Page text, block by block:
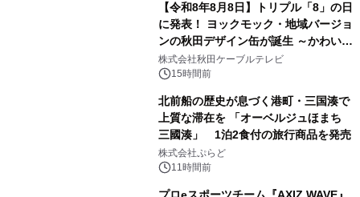
【令和8年8月8日】トリプル「8」の日
に発表！ ヨックモック・地域バージョ
ンの秋田デザイン缶が誕生 ～かわいい
秋田犬の子犬と秋田の四季と名所を巡
るパッケージ～ 9月1日(火)秋田県内で
株式会社秋田ケーブルテレビ
15時間前
北前船の歴史が息づく港町・三国湊で
上質な滞在を 「オーベルジュほまち
三國湊」 1泊2食付の旅行商品を発売
株式会社ぷらど
11時間前